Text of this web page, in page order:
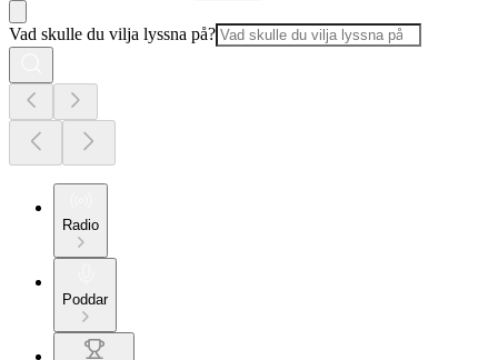
Vad skulle du vilja lyssna på?
Radio
Poddar